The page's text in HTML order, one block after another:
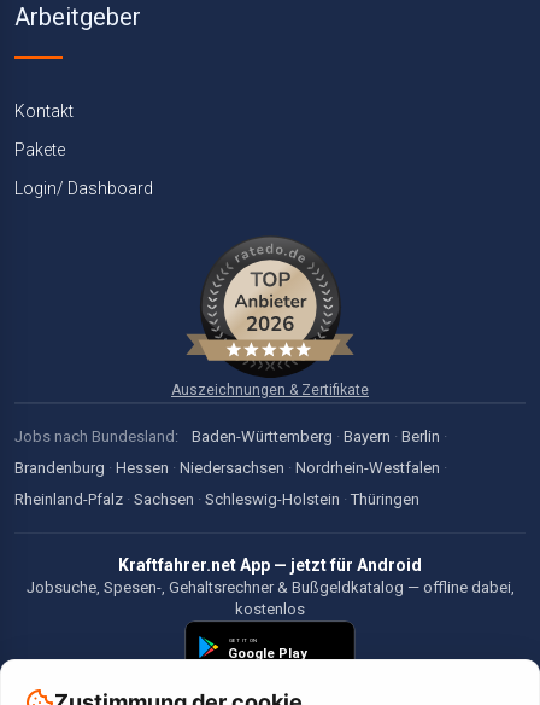
Arbeitgeber
Kontakt
Pakete
Login/ Dashboard
Auszeichnungen & Zertifikate
Jobs nach Bundesland: Baden-Württemberg · Bayern · Berlin ·
Brandenburg · Hessen · Niedersachsen · Nordrhein-Westfalen ·
Rheinland-Pfalz · Sachsen · Schleswig-Holstein · Thüringen
Kraftfahrer.net App — jetzt für Android
Jobsuche, Spesen-, Gehaltsrechner & Bußgeldkatalog — offline dabei,
kostenlos